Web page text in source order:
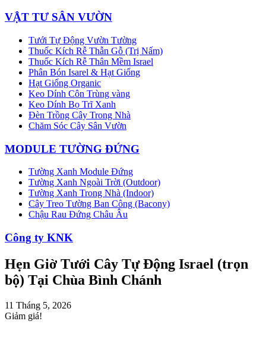
VẬT TƯ SÂN VƯỜN
Tưới Tự Động Vườn Tường
Thuốc Kích Rễ Thẫn Gỗ (Trị Nấm)
Thuốc Kích Rễ Thân Mềm Israel
Phân Bón Isarel & Hạt Giống
Hạt Giống Organic
Keo Dính Côn Trùng vàng
Keo Dính Bọ Trĩ Xanh
Đèn Trồng Cây Trong Nhà
Chăm Sóc Cây Sân Vườn
MODULE TƯỜNG ĐỨNG
Tường Xanh Module Đứng
Tường Xanh Ngoài Trời (Outdoor)
Tường Xanh Trong Nhà (Indoor)
Cây Treo Tường Ban Công (Bacony)
Chậu Rau Đứng Châu Âu
Công ty KNK
Hẹn Giờ Tưới Cây Tự Động Israel (trọn
bộ) Tại Chùa Bình Chánh
11 Tháng 5, 2026
Giảm giá!